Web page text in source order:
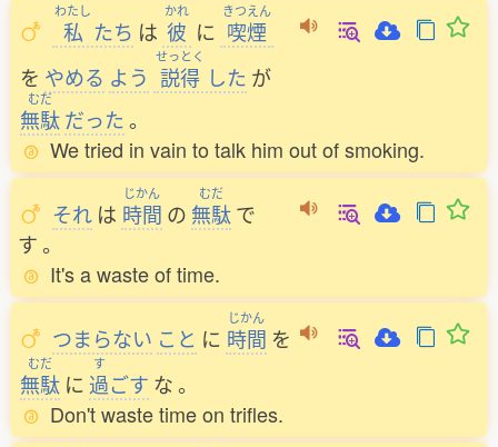
わたし
私 たち は
かれ
彼 に
きつえん
喫煙
を やめる よう
せっとく
説得 した が
むだ
無駄だった。
We tried in vain to talk him out of smoking.
それ は
じかん
時間 の
むだ
無駄で
す。
It's a waste of time.
つまらない こと に
じかん
時間 を
むだ
無駄 に
す
過ごす な。
Don't waste time on trifles.